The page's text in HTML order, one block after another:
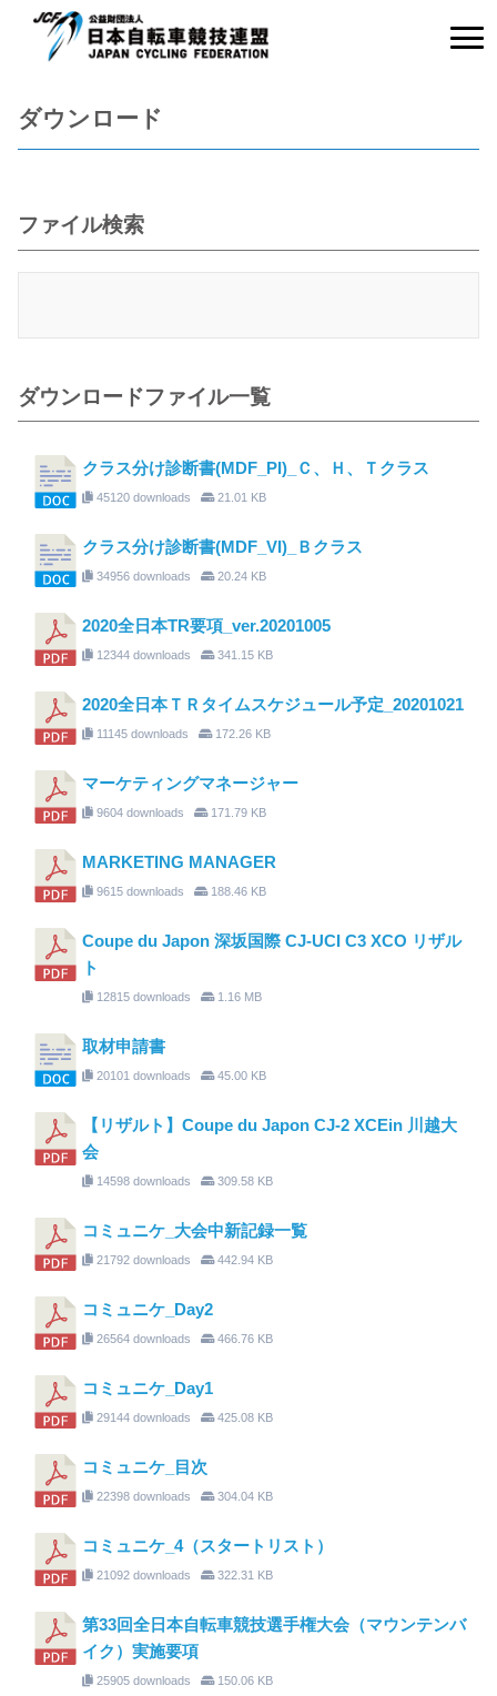
ダウンロード
ファイル検索
ダウンロードファイル一覧
クラス分け診断書(MDF_PI)_Ｃ、Ｈ、Ｔクラス
45120 downloads 21.01 KB
クラス分け診断書(MDF_VI)_Ｂクラス
34956 downloads 20.24 KB
2020全日本TR要項_ver.20201005
12344 downloads 341.15 KB
2020全日本ＴＲタイムスケジュール予定_20201021
11145 downloads 172.26 KB
マーケティングマネージャー
9604 downloads 171.79 KB
MARKETING MANAGER
9615 downloads 188.46 KB
Coupe du Japon 深坂国際 CJ-UCI C3 XCO リザル
ト
12815 downloads 1.16 MB
取材申請書
20101 downloads 45.00 KB
【リザルト】Coupe du Japon CJ-2 XCEin 川越大
会
14598 downloads 309.58 KB
コミュニケ_大会中新記録一覧
21792 downloads 442.94 KB
コミュニケ_Day2
26564 downloads 466.76 KB
コミュニケ_Day1
29144 downloads 425.08 KB
コミュニケ_目次
22398 downloads 304.04 KB
コミュニケ_4（スタートリスト）
21092 downloads 322.31 KB
第33回全日本自転車競技選手権大会（マウンテンバ
イク）実施要項
25905 downloads 150.06 KB